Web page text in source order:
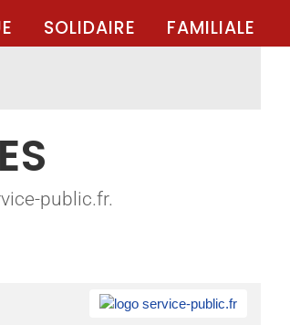
SOLIDAIRE FAMILIALE
public.fr.